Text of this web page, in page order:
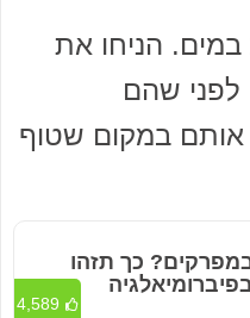
הניחו את
לפני שהם
אותם במקום שטוף
כך תזהו
4,589